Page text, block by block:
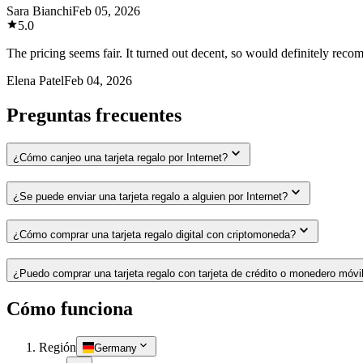
Sara BianchiFeb 05, 2026
5.0
The pricing seems fair. It turned out decent, so would definitely
Elena PatelFeb 04, 2026
Preguntas frecuentes
¿Cómo canjeo una tarjeta regalo por Internet?
¿Se puede enviar una tarjeta regalo a alguien por Internet?
¿Cómo comprar una tarjeta regalo digital con criptomoneda?
¿Puedo comprar una tarjeta regalo con tarjeta de crédito o monedero
Cómo funciona
Región Germany